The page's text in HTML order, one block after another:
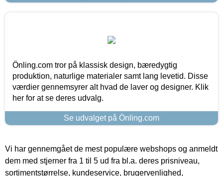
Önling.com tror på klassisk design, bæredygtig
produktion, naturlige materialer samt lang levetid. Disse
værdier gennemsyrer alt hvad de laver og designer. Klik
her for at se deres udvalg.
Se udvalget på Önling.com
Vi har gennemgået de mest populære webshops og anmeldt
dem med stjerner fra 1 til 5 ud fra bl.a. deres prisniveau,
sortimentstørrelse, kundeservice, brugervenlighed,